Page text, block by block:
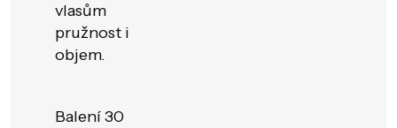
vlasům
pružnost i
objem.
Balení 30